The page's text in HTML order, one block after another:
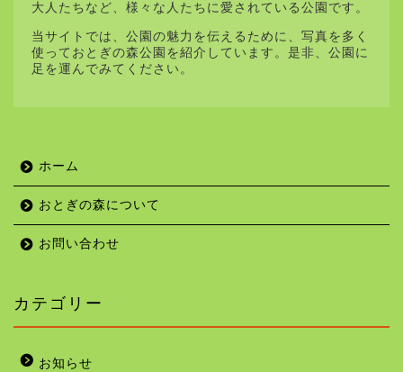
大人たちなど、様々な人たちに愛されている公園です。
当サイトでは、公園の魅力を伝えるために、写真を多く
使っておとぎの森公園を紹介しています。是非、公園に
足を運んでみてください。
ホーム
おとぎの森について
お問い合わせ
カテゴリー
お知らせ